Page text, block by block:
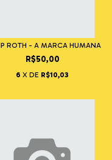
ROTH - A MARCA HUMANA
R$50,00
6 X DE R$10,03